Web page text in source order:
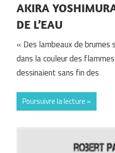
AKIRA
DE L’EAU
« Des lambeaux de brumes
dans la couleur des
dessinaient sans fin des
Poursuivre la lecture